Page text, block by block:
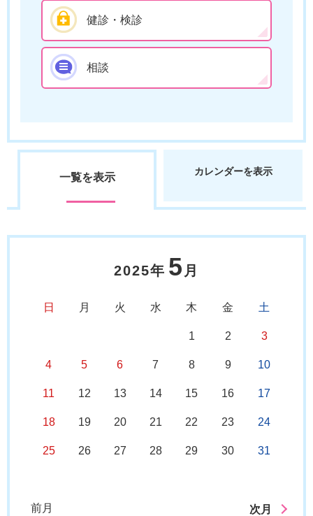
健診・検診
相談
一覧を表示 カレンダーを表示
2025年 5 月
日 月 火 水 木 金 土
1 2 3
4 5 6 7 8 9 10
11 12 13 14 15 16 17
18 19 20 21 22 23 24
25 26 27 28 29 30 31
前月 次月